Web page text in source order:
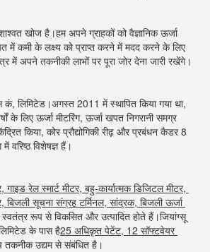
खोज है।हम अपने ग्राहकों को वैज्ञानिक ऊर्जा
में कमी के लक्ष्य को प्राप्त करने में मदद करने के लिए
में अपने तकनीकी लाभों पर पूरा जोर देना जारी रखेंगे।
कं, लिमिटेड।अगस्त 2011 में स्थापित किया गया था,
के लिए ऊर्जा मीटरिंग, ऊर्जा खपत निगरानी समग्र
किया, कोर प्रौद्योगिकी रीढ़ और प्रबंधन कैडर 8
वरिष्ठ विशेषज्ञ हैं।
गाइड रेल स्मार्ट मीटर, बहु-कार्यात्मक डिजिटल मीटर,
बिजली सूचना संग्रह टर्मिनल, सांद्रक, बिजली ऊर्जा
रूप से विकसित और उत्पादित होते हैं।जियांग्सू
के पास है25 अधिकृत पेटेंट, 12 सॉफ्टवेयर
तकनीक उद्यम से संबंधित है।